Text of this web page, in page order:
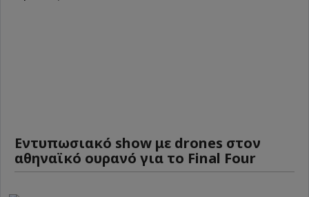
Εντυπωσιακό show με drones στον
αθηναϊκό ουρανό για το Final Four